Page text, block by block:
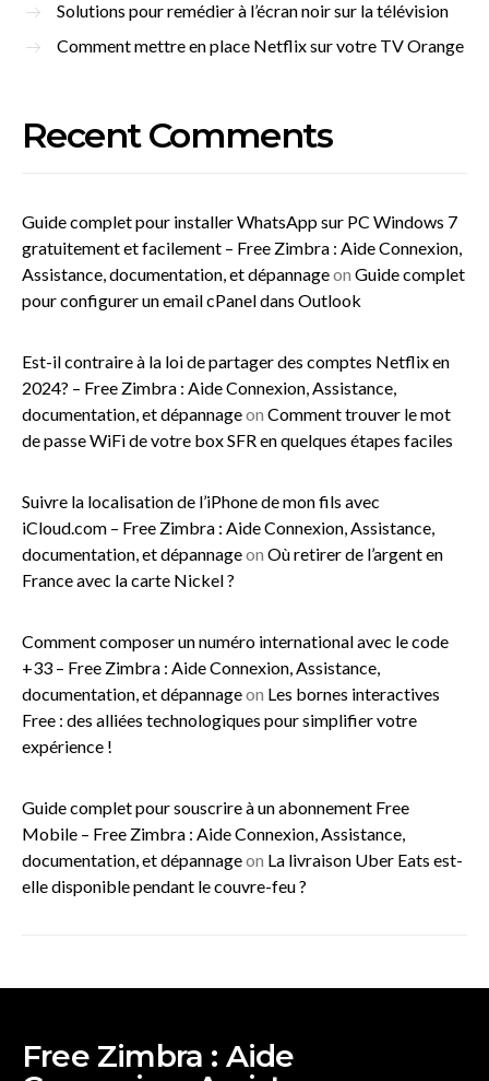
Solutions pour remédier à l’écran noir sur la télévision
Comment mettre en place Netflix sur votre TV Orange
Recent Comments
Guide complet pour installer WhatsApp sur PC Windows 7
gratuitement et facilement – Free Zimbra : Aide Connexion,
Assistance, documentation, et dépannageon Guide complet
pour configurer un email cPanel dans Outlook
Est-il contraire à la loi de partager des comptes Netflix en
2024? – Free Zimbra : Aide Connexion, Assistance,
documentation, et dépannageon Comment trouver le mot
de passe WiFi de votre box SFR en quelques étapes faciles
Suivre la localisation de l’iPhone de mon fils avec
iCloud.com – Free Zimbra : Aide Connexion, Assistance,
documentation, et dépannageon Où retirer de l’argent en
France avec la carte Nickel ?
Comment composer un numéro international avec le code
+33 – Free Zimbra : Aide Connexion, Assistance,
documentation, et dépannageon Les bornes interactives
Free : des alliées technologiques pour simplifier votre
expérience !
Guide complet pour souscrire à un abonnement Free
Mobile – Free Zimbra : Aide Connexion, Assistance,
documentation, et dépannageon La livraison Uber Eats est-
elle disponible pendant le couvre-feu ?
Free Zimbra : Aide